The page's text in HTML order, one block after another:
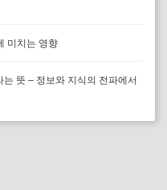
미치는 영향
뜻 – 정보와 지식의 전파에서